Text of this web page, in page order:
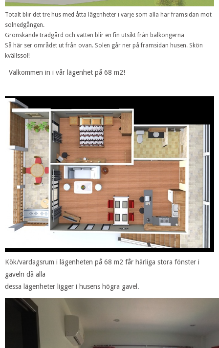
Totalt blir det tre hus med åtta lägenheter i varje som alla har framsidan mot
solnedgången.
Grönskande trädgård och vatten blir en fin utsikt från balkongerna
Så här ser området ut från ovan. Solen går ner på framsidan husen. Skön
kvällssol!
Välkommen in i vår lägenhet på 68 m2!
Kök/vardagsrum i lägenheten på 68 m2 får härliga stora fönster i
gaveln då alla
dessa lägenheter ligger i husens högra gavel.